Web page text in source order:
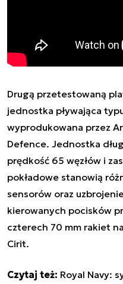
Drugą przetestowaną
jednostka pływająca
wyprodukowana przez
Defence. Jednostka
prędkość 65 węzłów i
pokładowe stanowią
sensorów oraz
kierowanych pocisków
czterech 70 mm rakiet
Cirit.
Czytaj też: Royal Navy: